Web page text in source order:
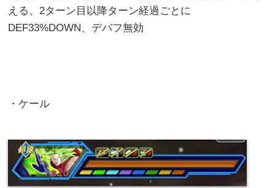
える、2ターン目以降ターン経過ごとに
DEF33%DOWN、デバフ無効
・ケール